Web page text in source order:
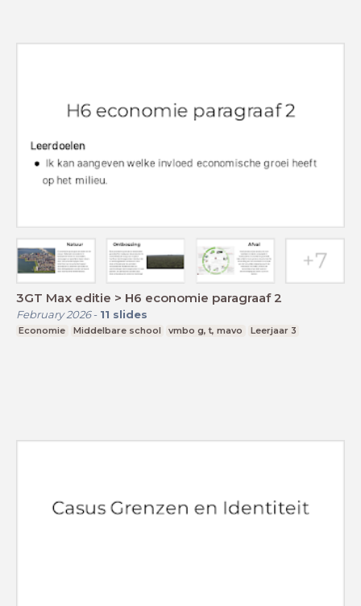
3GT Max editie > H6 economie paragraaf 2
February 2026- 11 slides
Economie Middelbare school vmbo g, t, mavo Leerjaar 3